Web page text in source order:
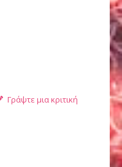
Γράψτε μια κριτική